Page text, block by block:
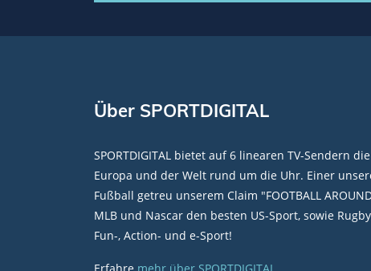
Über SPORTDIGITAL
SPORTDIGITAL bietet auf 6 linearen TV-Sendern
Europa und der Welt rund um die Uhr. Einer
Fußball getreu unserem Claim "FOOTBALL
MLB und Nascar den besten US-Sport, sowie
Fun-, Action- und e-Sport!